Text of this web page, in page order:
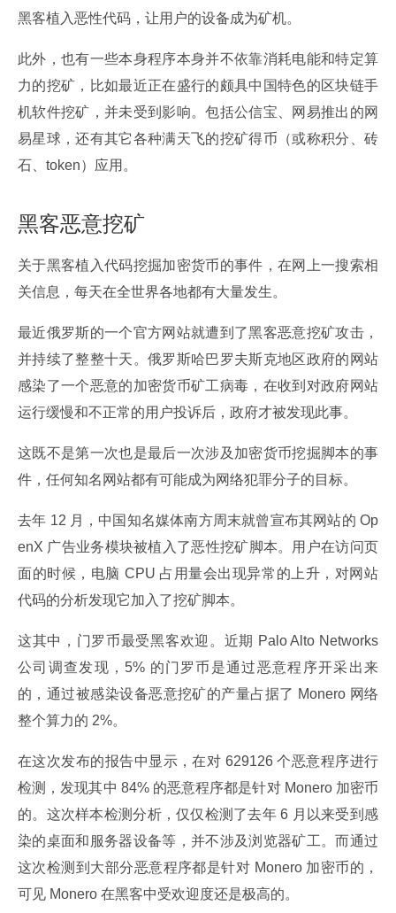
黑客植入恶性代码，让用户的设备成为矿机。
此外，也有一些本身程序本身并不依靠消耗电能和特定算
力的挖矿，比如最近正在盛行的颇具中国特色的区块链手
机软件挖矿，并未受到影响。包括公信宝、网易推出的网
易星球，还有其它各种满天飞的挖矿得币（或称积分、砖
石、token）应用。
黑客恶意挖矿
关于黑客植入代码挖掘加密货币的事件，在网上一搜索相
关信息，每天在全世界各地都有大量发生。
最近俄罗斯的一个官方网站就遭到了黑客恶意挖矿攻击，
并持续了整整十天。俄罗斯哈巴罗夫斯克地区政府的网站
感染了一个恶意的加密货币矿工病毒，在收到对政府网站
运行缓慢和不正常的用户投诉后，政府才被发现此事。
这既不是第一次也是最后一次涉及加密货币挖掘脚本的事
件，任何知名网站都有可能成为网络犯罪分子的目标。
去年 12 月，中国知名媒体南方周末就曾宣布其网站的 Op
enX 广告业务模块被植入了恶性挖矿脚本。用户在访问页
面的时候，电脑 CPU 占用量会出现异常的上升，对网站
代码的分析发现它加入了挖矿脚本。
这其中，门罗币最受黑客欢迎。近期 Palo Alto Networks
公司调查发现，5% 的门罗币是通过恶意程序开采出来
的，通过被感染设备恶意挖矿的产量占据了 Monero 网络
整个算力的 2%。
在这次发布的报告中显示，在对 629126 个恶意程序进行
检测，发现其中 84% 的恶意程序都是针对 Monero 加密币
的。这次样本检测分析，仅仅检测了去年 6 月以来受到感
染的桌面和服务器设备等，并不涉及浏览器矿工。而通过
这次检测到大部分恶意程序都是针对 Monero 加密币的，
可见 Monero 在黑客中受欢迎度还是极高的。